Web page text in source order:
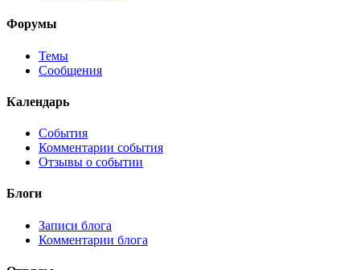
Форумы
Темы
Сообщения
Календарь
События
Комментарии события
Отзывы о событии
Блоги
Записи блога
Комментарии блога